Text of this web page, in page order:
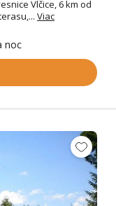
Vlčice, 6 km od
Viac
noc